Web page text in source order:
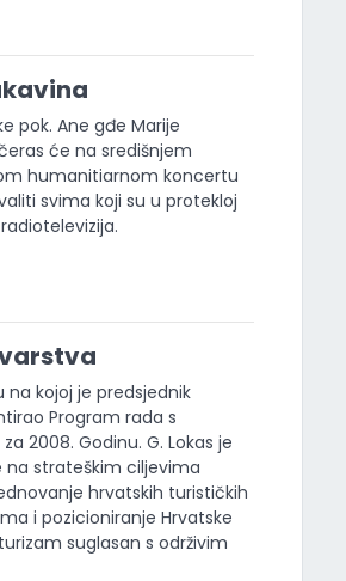
pok. Ane gđe Marije
će na središnjem
humanitiarnom koncertu
svima koji su u protekloj
na kojoj je predsjednik
Program rada s
2008. Godinu. G. Lokas je
na strateškim ciljevima
hrvatskih turističkih
i pozicioniranje Hrvatske
suglasan s održivim